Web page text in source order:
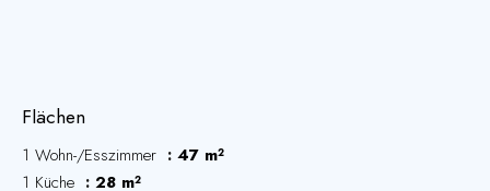
Flächen
1 Wohn-/Esszimmer
47 m²
1 Küche
28 m²